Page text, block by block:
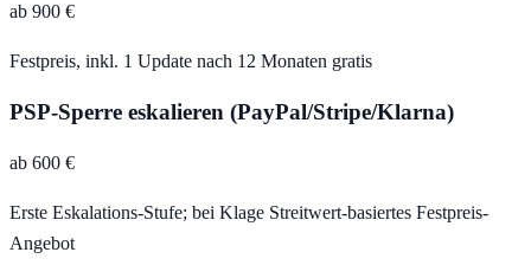
ab 900 €
Festpreis, inkl. 1 Update nach 12 Monaten gratis
PSP-Sperre eskalieren (PayPal/Stripe/Klarna)
ab 600 €
Erste Eskalations-Stufe; bei Klage Streitwert-basiertes Festpreis-
Angebot